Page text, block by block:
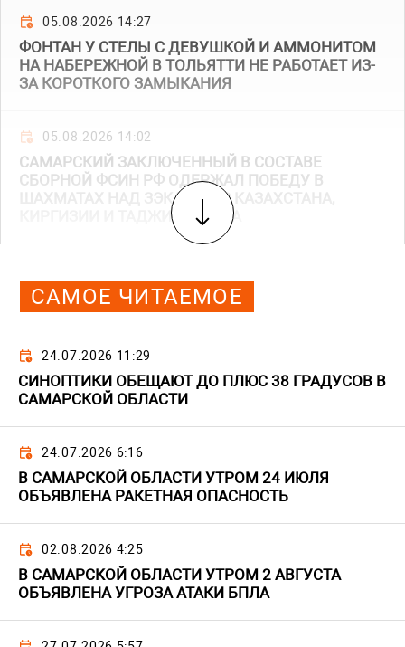
05.08.2026 14:27
ФОНТАН У СТЕЛЫ С ДЕВУШКОЙ И АММОНИТОМ
НА НАБЕРЕЖНОЙ В ТОЛЬЯТТИ НЕ РАБОТАЕТ ИЗ-
ЗА КОРОТКОГО ЗАМЫКАНИЯ
05.08.2026 14:02
САМАРСКИЙ ЗАКЛЮЧЕННЫЙ В СОСТАВЕ
СБОРНОЙ ФСИН РФ ОДЕРЖАЛ ПОБЕДУ В
ШАХМАТАХ НАД ЗЭКАМИ ИЗ КАЗАХСТАНА,
КИРГИЗИИ И ТАДЖИКИСТАНА
САМОЕ ЧИТАЕМОЕ
24.07.2026 11:29
СИНОПТИКИ ОБЕЩАЮТ ДО ПЛЮС 38 ГРАДУСОВ В
САМАРСКОЙ ОБЛАСТИ
24.07.2026 6:16
В САМАРСКОЙ ОБЛАСТИ УТРОМ 24 ИЮЛЯ
ОБЪЯВЛЕНА РАКЕТНАЯ ОПАСНОСТЬ
02.08.2026 4:25
В САМАРСКОЙ ОБЛАСТИ УТРОМ 2 АВГУСТА
ОБЪЯВЛЕНА УГРОЗА АТАКИ БПЛА